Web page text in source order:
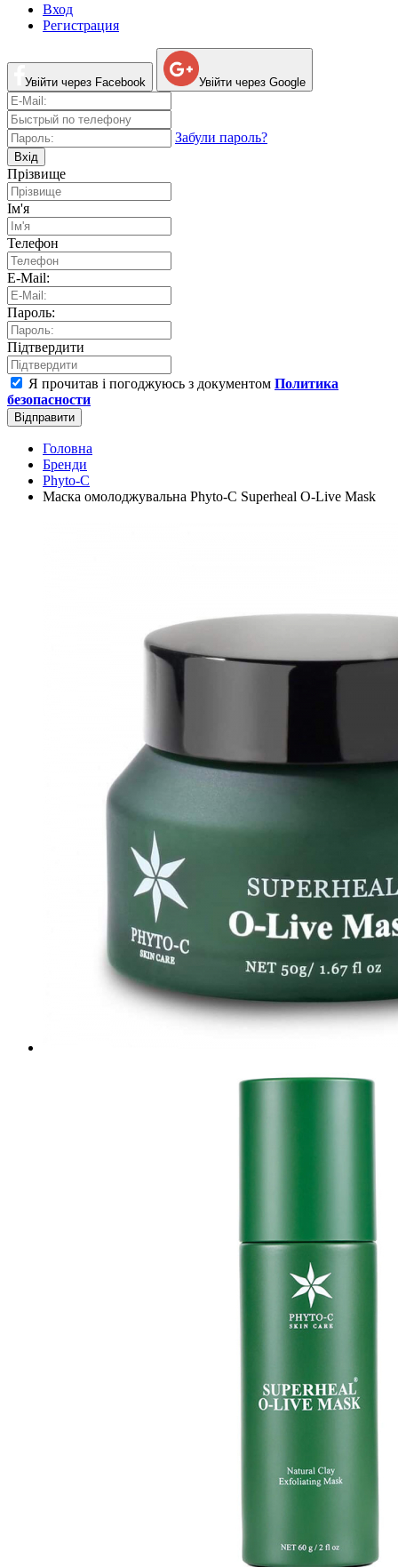
Вход
Регистрация
Увійти через Facebook Увійти через Google
Забули пароль?
Вхід
Прізвище
Ім'я
Телефон
E-Mail:
Пароль:
Підтвердити
Я прочитав і погоджуюсь з документом Политика
безопасности
Відправити
Головна
Бренди
Phyto-C
Маска омолоджувальна Phyto-C Superheal O-Live Mask